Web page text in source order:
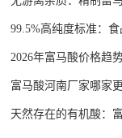
99.5%高纯度标准：
2026年富马酸价格趋
富马酸河南厂家哪家
天然存在的有机酸：